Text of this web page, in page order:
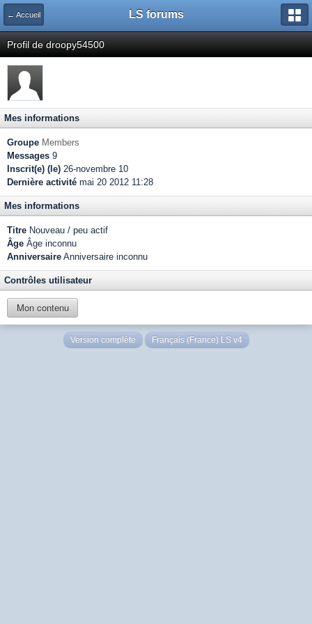
← Accueil LS forums
Profil de droopy54500
Mes informations
Groupe Members
Messages 9
Inscrit(e) (le) 26-novembre 10
Dernière activité mai 20 2012 11:28
Mes informations
Titre Nouveau / peu actif
Âge Âge inconnu
Anniversaire Anniversaire inconnu
Contrôles utilisateur
Mon contenu
Version complète Français (France) LS v4